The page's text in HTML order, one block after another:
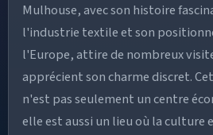
Mulhouse, avec son histoire
l'industrie textile et son
l'Europe, attire de nombreux
apprécient son charme discret.
n'est pas seulement un centre
elle est aussi un lieu où la culture